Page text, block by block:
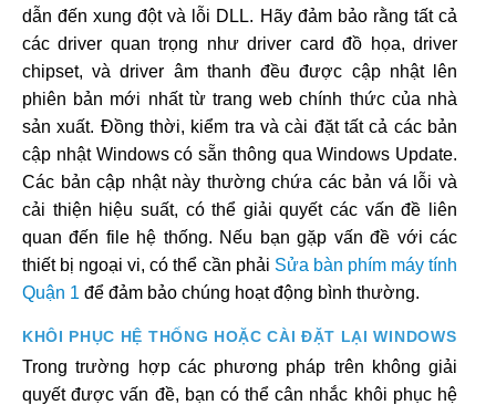
dẫn đến xung đột và lỗi DLL. Hãy đảm bảo rằng tất cả
các driver quan trọng như driver card đồ họa, driver
chipset, và driver âm thanh đều được cập nhật lên
phiên bản mới nhất từ trang web chính thức của nhà
sản xuất. Đồng thời, kiểm tra và cài đặt tất cả các bản
cập nhật Windows có sẵn thông qua Windows Update.
Các bản cập nhật này thường chứa các bản vá lỗi và
cải thiện hiệu suất, có thể giải quyết các vấn đề liên
quan đến file hệ thống. Nếu bạn gặp vấn đề với các
thiết bị ngoại vi, có thể cần phải Sửa bàn phím máy tính
Quận 1 để đảm bảo chúng hoạt động bình thường.
KHÔI PHỤC HỆ THỐNG HOẶC CÀI ĐẶT LẠI WINDOWS
Trong trường hợp các phương pháp trên không giải
quyết được vấn đề, bạn có thể cân nhắc khôi phục hệ